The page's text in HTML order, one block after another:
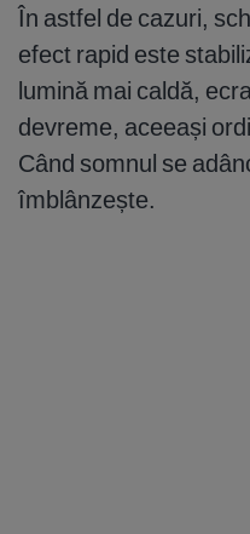
În astfel de cazuri,
efect rapid este
lumină mai caldă,
devreme, aceeași
Când somnul se
îmblânzește.